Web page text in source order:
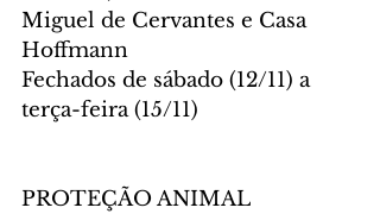
Miguel de Cervantes e Casa
Hoffmann
Fechados de sábado (12/11) a
terça-feira (15/11)
PROTEÇÃO ANIMAL